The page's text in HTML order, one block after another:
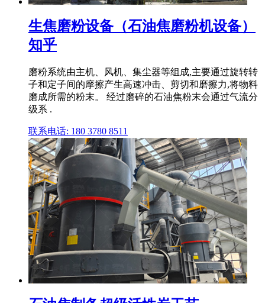
生焦磨粉设备（石油焦磨粉机设备）
知乎
磨粉系统由主机、风机、集尘器等组成,主要通过旋转转
子和定子间的摩擦产生高速冲击、剪切和磨擦力,将物料
磨成所需的粉末。 经过磨碎的石油焦粉末会通过气流分
级系 .
联系电话: 180 3780 8511